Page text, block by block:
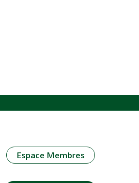
Espace Membres